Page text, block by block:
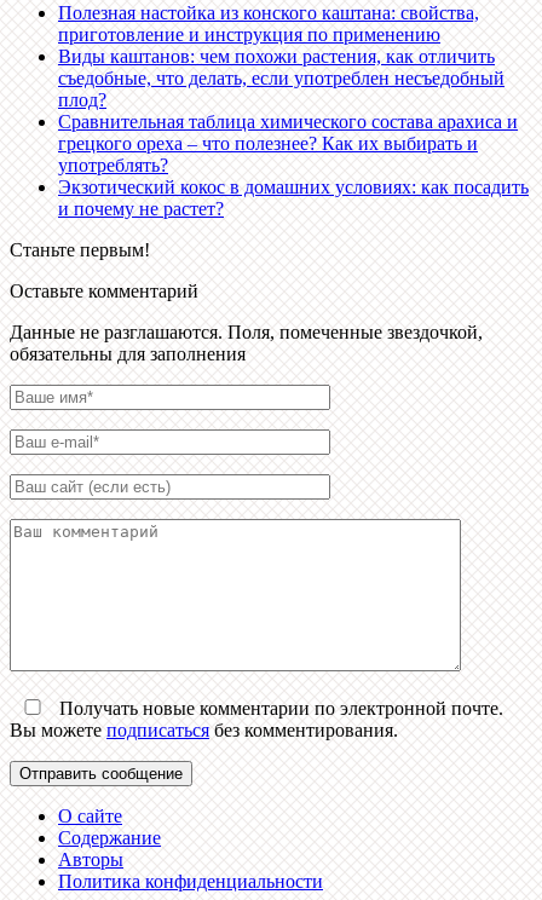
Полезная настойка из конского каштана: свойства,
приготовление и инструкция по применению
Виды каштанов: чем похожи растения, как отличить
съедобные, что делать, если употреблен несъедобный
плод?
Сравнительная таблица химического состава арахиса и
грецкого ореха – что полезнее? Как их выбирать и
употреблять?
Экзотический кокос в домашних условиях: как посадить
и почему не растет?
Станьте первым!
Оставьте комментарий
Данные не разглашаются. Поля, помеченные звездочкой,
обязательны для заполнения
Получать новые комментарии по электронной почте.
Вы можетеподписатьсябез комментирования.
О сайте
Содержание
Авторы
Политика конфиденциальности